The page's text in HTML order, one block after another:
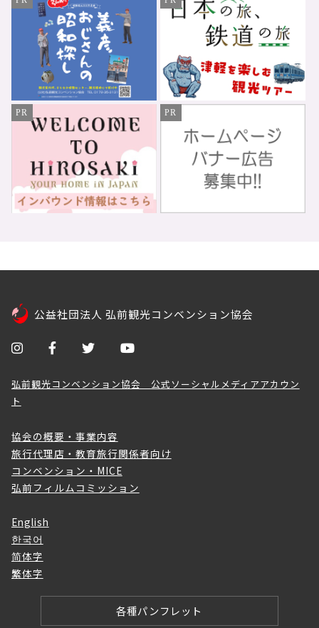
PR PR
公益社団法人 弘前観光コンベンション協会
弘前観光コンベンション協会 公式ソーシャルメディアアカウン
ト
協会の概要・事業内容
旅行代理店・教育旅行関係者向け
コンベンション・MICE
弘前フィルムコミッション
English
한국어
简体字
繁体字
各種パンフレット